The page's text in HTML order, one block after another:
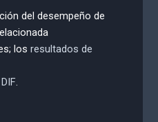
del desempeño de
losresultados de
.